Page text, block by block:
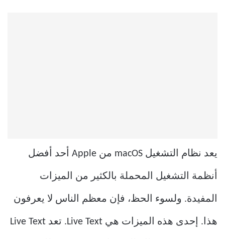
يعد نظام التشغيل macOS من Apple أحد أفضل
أنظمة التشغيل المحملة بالكثير من الميزات
المفيدة. ولسوء الحظ، فإن معظم الناس لا يعرفون
هذا. إحدى هذه الميزات هي Live Text. تعد Live Text